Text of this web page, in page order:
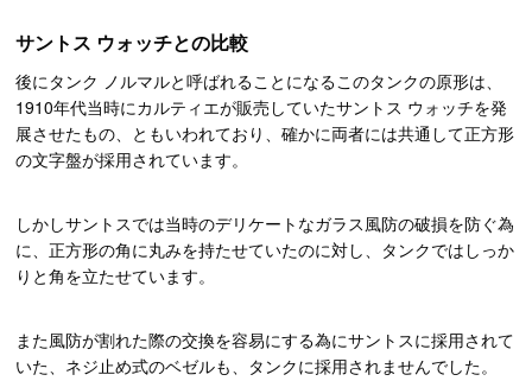
サントス ウォッチとの比較
後にタンク ノルマルと呼ばれることになるこのタンクの原形は、
1910年代当時にカルティエが販売していたサントス ウォッチを発
展させたもの、ともいわれており、確かに両者には共通して正方形
の文字盤が採用されています。
しかしサントスでは当時のデリケートなガラス風防の破損を防ぐ為
に、正方形の角に丸みを持たせていたのに対し、タンクではしっか
りと角を立たせています。
また風防が割れた際の交換を容易にする為にサントスに採用されて
いた、ネジ止め式のベゼルも、タンクに採用されませんでした。